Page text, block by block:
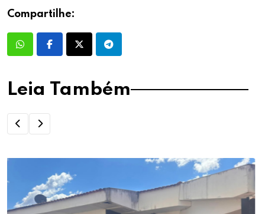
Compartilhe:
Leia Também